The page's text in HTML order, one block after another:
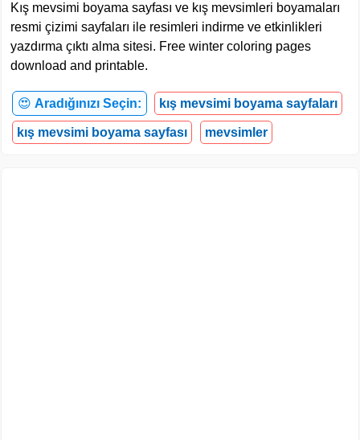
Kış mevsimi boyama sayfası ve kış mevsimleri boyamaları
resmi çizimi sayfaları ile resimleri indirme ve etkinlikleri
yazdırma çıktı alma sitesi. Free winter coloring pages
download and printable.
😍 Aradığınızı Seçin: kış mevsimi boyama sayfaları
kış mevsimi boyama sayfası mevsimler